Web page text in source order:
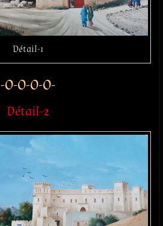
Détail-1
-O-O-O-O-
Détail-2